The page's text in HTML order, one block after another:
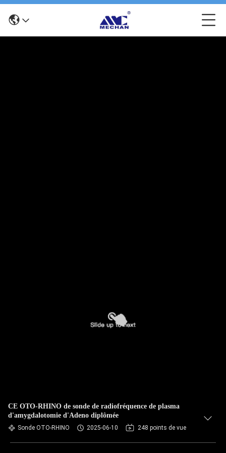
CE OTO-RHINO de sonde de radiofréquence de plasma
d'amygdalotomie d'Adeno diplômée
Sonde OTO-RHINO 2025-06-10 248 points de vue